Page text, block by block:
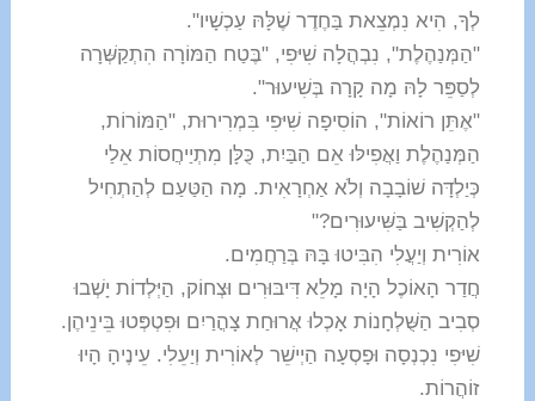
לְךָ, הִיא נִמְצֵאת בַּחֶדֶר שֶׁלָּהּ עַכְשָׁיו".
"הַמְּנַהֶלֶת", נִבְהֲלָה שִׁיּפִי, "בֶּטַח הַמּוֹרָה הִתְקַשְּׁרָה
לְסַפֵּר לָהּ מָה קָרָה בְּשִׁיעוּר".
"אֶתֵּן רוֹאוֹת", הוֹסִיפָה שִׁיּפִי בִּמְרִירוּת, "הַמּוֹרוֹת,
הַמְּנַהֶלֶת וַאֲפִילּוּ אֵם הַבַּיִת, כֻּלָּן מִתְיַיחֲסוֹת אֵלַי
כְּיַלְדָּה שׁוֹבָבָה וְלֹא אַחְרָאִית. מָה הַטַּעַם לְהַתְחִיל
לְהַקְשִׁיב בַּשִּׁיעוּרִים?"
אוֹרִית וְיַעֲלִי הִבִּיטוּ בָּהּ בְּרַחֲמִים.
חֲדַר הָאוֹכֶל הָיָה מָלֵא דִּיבּוּרִים וּצְחוֹק, הַיְּלְדוֹת יָשְׁבוּ
סְבִיב הַשֻּׁלְחָנוֹת אָכְלוּ אֲרוּחַת צָהֳרַיִם וּפִטְפְּטוּ בֵּינֵיהֶן.
שִׁיּפִי נִכְנְסָה וּפָסְעָה הַיְישֵׁר לְאוֹרִית וְיַעֵלִי. עֵינֶיהָ הָיוּ
זוֹהֲרוֹת.